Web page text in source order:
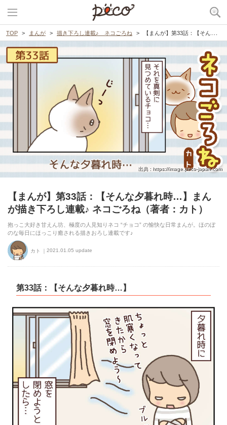
TOP まんが 描き下ろし連載♪ ネコごろね 【まんが】第33話：【そんな夕暮れ時…】まんが描き下ろし連載♪ ネコごろね（著者：カト）
出典 : https://image.peco-japan.com
【まんが】第33話：【そんな夕暮れ時…】まん
が描き下ろし連載♪ ネコごろね（著者：カト）
抱っこ大好き甘えん坊、極度の人見知りネコ “チョコ” の愉快な日常まんが。ほのぼ
のな毎日にほっこり癒される描きおろし連載です♪
カト 2021.01.05 update
第33話：【そんな夕暮れ時…】